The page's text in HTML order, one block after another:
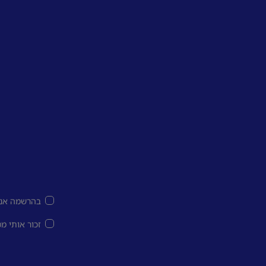
בהרשמה
זכור אותי